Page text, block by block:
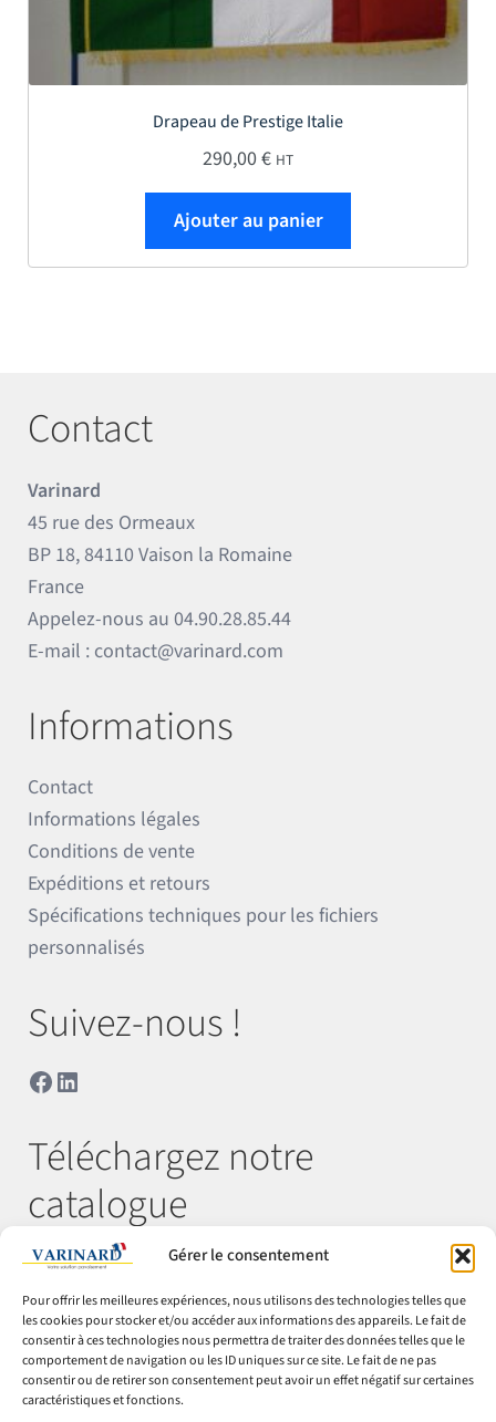
Gérer le consentement
Pour offrir les meilleures expériences, nous utilisons des technologies telles que
les cookies pour stocker et/ou accéder aux informations des appareils. Le fait de
consentir à ces technologies nous permettra de traiter des données telles que le
comportement de navigation ou les ID uniques sur ce site. Le fait de ne pas
consentir ou de retirer son consentement peut avoir un effet négatif sur certaines
caractéristiques et fonctions.
Drapeau de Prestige Italie
290,00€ HT
Ajouter au panier
Contact
Varinard
45 rue des Ormeaux
BP 18, 84110 Vaison la Romaine
France
Appelez-nous au04.90.28.85.44
E-mail : contact@varinard.com
Informations
Contact
Informations légales
Conditions de vente
Expéditions et retours
Spécifications techniques pour les fichiers
personnalisés
Suivez-nous !
Facebook
LinkedIn
Téléchargez notre
catalogue
© Varinard 2026